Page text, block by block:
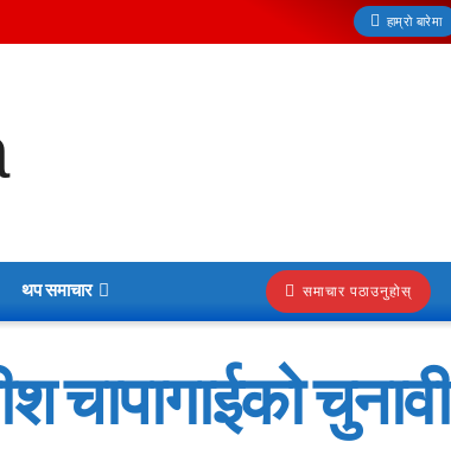
हाम्रो बारेमा
थप समाचार समाचार पठाउनुहोस्
चापागाईको चुनावी